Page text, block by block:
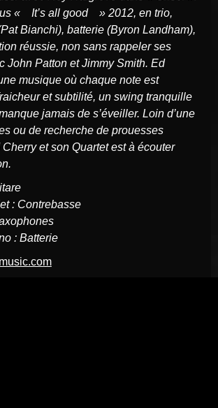
« It’s all good » 2012, en trio,
Bianchi), batterie (Byron Landham),
réussie, non sans rappeler ses
John Patton et Jimmy Smith. Ed
musique où chaque note est
et subtilité, un swing tranquille
jamais de s’éveiller. Loin d’une
ou de recherche de prouesses
et son Quartet est à écouter
: Contrebasse
: Batterie